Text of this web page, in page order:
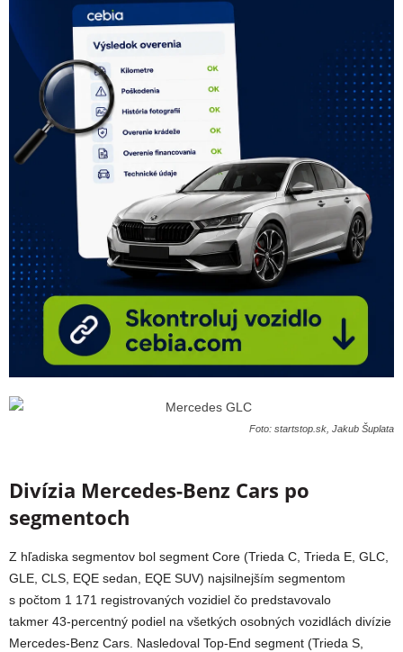
Foto: startstop.sk, Jakub Šuplata
Divízia Mercedes-Benz Cars po
segmentoch
Z hľadiska segmentov bol segment Core (Trieda C, Trieda E, GLC,
GLE, CLS, EQE sedan, EQE SUV) najsilnejším segmentom
s počtom 1 171 registrovaných vozidiel čo predstavovalo
takmer 43-percentný podiel na všetkých osobných vozidlách divízie
Mercedes-Benz Cars. Nasledoval Top-End segment (Trieda S,